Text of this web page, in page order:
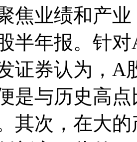
焦业绩和产
半年报。针
证券认为，A
是与历史高
其次，在大